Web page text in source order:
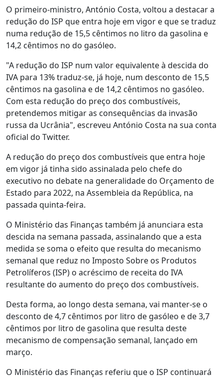
O primeiro-ministro, António Costa, voltou a destacar a
redução do ISP que entra hoje em vigor e que se traduz
numa redução de 15,5 cêntimos no litro da gasolina e
14,2 cêntimos no do gasóleo.
"A redução do ISP num valor equivalente à descida do
IVA para 13% traduz-se, já hoje, num desconto de 15,5
cêntimos na gasolina e de 14,2 cêntimos no gasóleo.
Com esta redução do preço dos combustíveis,
pretendemos mitigar as consequências da invasão
russa da Ucrânia", escreveu António Costa na sua conta
oficial do Twitter.
A redução do preço dos combustíveis que entra hoje
em vigor já tinha sido assinalada pelo chefe do
executivo no debate na generalidade do Orçamento de
Estado para 2022, na Assembleia da República, na
passada quinta-feira.
O Ministério das Finanças também já anunciara esta
descida na semana passada, assinalando que a esta
medida se soma o efeito que resulta do mecanismo
semanal que reduz no Imposto Sobre os Produtos
Petrolíferos (ISP) o acréscimo de receita do IVA
resultante do aumento do preço dos combustíveis.
Desta forma, ao longo desta semana, vai manter-se o
desconto de 4,7 cêntimos por litro de gasóleo e de 3,7
cêntimos por litro de gasolina que resulta deste
mecanismo de compensação semanal, lançado em
março.
O Ministério das Finanças referiu que o ISP continuará